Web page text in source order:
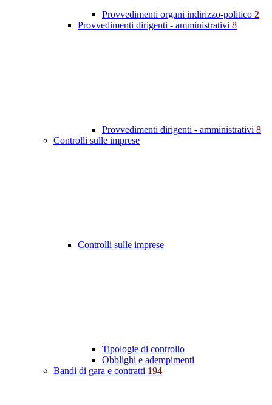
Provvedimenti organi indirizzo-politico 2
Provvedimenti dirigenti - amministrativi 8
Provvedimenti dirigenti - amministrativi 8
Controlli sulle imprese
Controlli sulle imprese
Tipologie di controllo
Obblighi e adempimenti
Bandi di gara e contratti 194